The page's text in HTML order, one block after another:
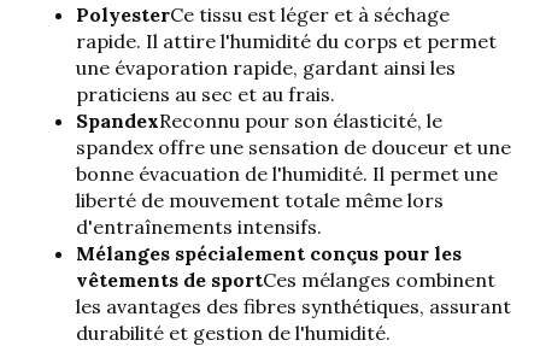
PolyesterCe tissu est léger et à séchage
rapide. Il attire l'humidité du corps et permet
une évaporation rapide, gardant ainsi les
praticiens au sec et au frais.
SpandexReconnu pour son élasticité, le
spandex offre une sensation de douceur et une
bonne évacuation de l'humidité. Il permet une
liberté de mouvement totale même lors
d'entraînements intensifs.
Mélanges spécialement conçus pour les
vêtements de sportCes mélanges combinent
les avantages des fibres synthétiques, assurant
durabilité et gestion de l'humidité.